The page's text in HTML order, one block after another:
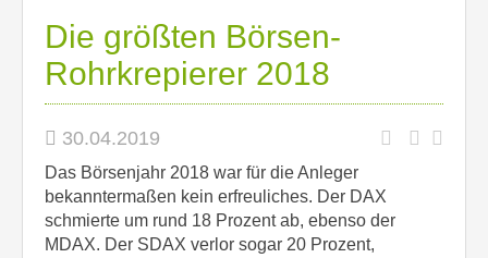
Die größten Börsen-
Rohrkrepierer 2018
30.04.2019
Das Börsenjahr 2018 war für die Anleger
bekanntermaßen kein erfreuliches. Der DAX
schmierte um rund 18 Prozent ab, ebenso der
MDAX. Der SDAX verlor sogar 20 Prozent,